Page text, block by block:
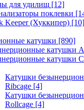
для удилищ [12]
поклевки
Keeper (Хуккипер) [10]
катушки [890]
катушки
катушки
Катушки
Ribcage [4]
Катушки
Rollcage [4]